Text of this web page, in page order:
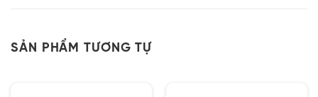
SẢN PHẨM TƯƠNG TỰ